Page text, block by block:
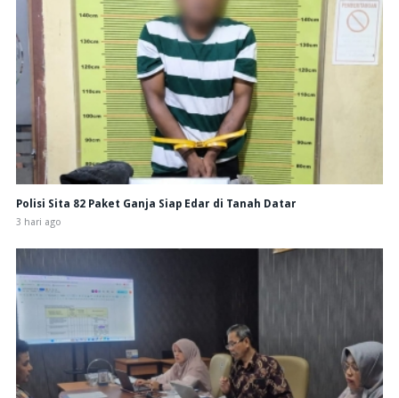
Polisi Sita 82 Paket Ganja Siap Edar di Tanah Datar
3 hari ago